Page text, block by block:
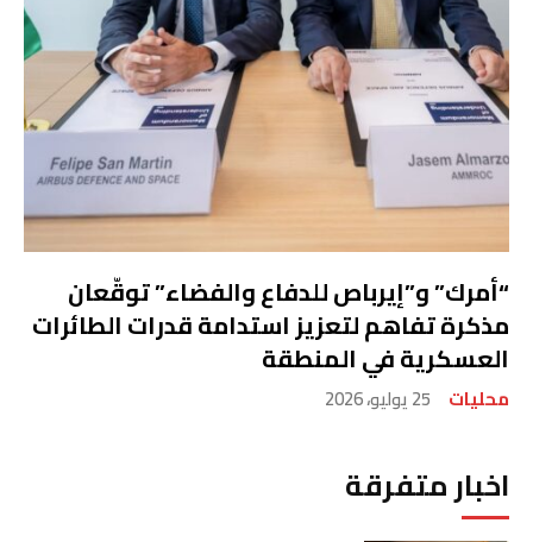
“أمرك” و”إيرباص للدفاع والفضاء” توقّعان
مذكرة تفاهم لتعزيز استدامة قدرات الطائرات
العسكرية في المنطقة
محليات 25 يوليو، 2026
اخبار متفرقة